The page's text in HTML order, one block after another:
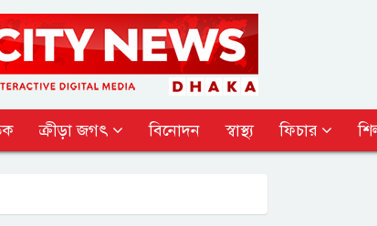
ক্রীড়া জগৎ বিনোদন স্বাস্থ্য ফিচার